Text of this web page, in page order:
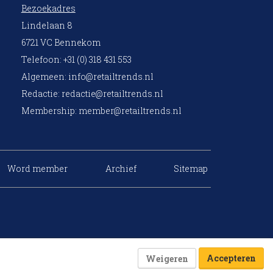
Bezoekadres
Lindelaan 8
6721 VC Bennekom
Telefoon: +31 (0) 318 431 553
Algemeen: info@retailtrends.nl
Redactie: redactie@retailtrends.nl
Membership: member@retailtrends.nl
Word member Archief Sitemap
Weigeren Accepteren